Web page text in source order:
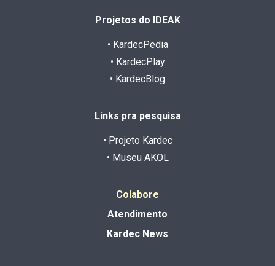
Projetos do IDEAK
• KardecPedia
• KardecPlay
• KardecBlog
Links pra pesquisa
• Projeto Kardec
• Museu AKOL
Colabore
Atendimento
Kardec News